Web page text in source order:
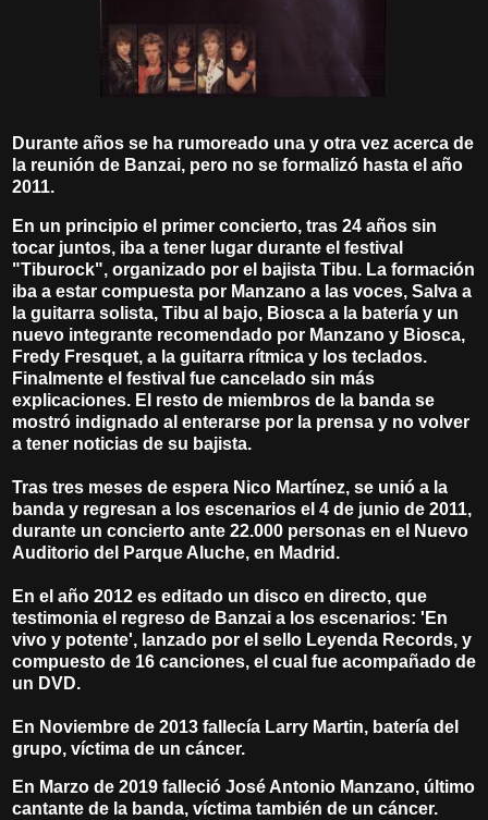
Durante años se ha rumoreado una y otra vez acerca de
la reunión de Banzai, pero no se formalizó hasta el año
2011.
En un principio el primer concierto, tras 24 años sin
tocar juntos, iba a tener lugar durante el festival
"Tiburock", organizado por el bajista Tibu. La formación
iba a estar compuesta por Manzano a las voces, Salva a
la guitarra solista, Tibu al bajo, Biosca a la batería y un
nuevo integrante recomendado por Manzano y Biosca,
Fredy Fresquet, a la guitarra rítmica y los teclados.
Finalmente el festival fue cancelado sin más
explicaciones. El resto de miembros de la banda se
mostró indignado al enterarse por la prensa y no volver
a tener noticias de su bajista.
Tras tres meses de espera Nico Martínez, se unió a la
banda y regresan a los escenarios el 4 de junio de 2011,
durante un concierto ante 22.000 personas en el Nuevo
Auditorio del Parque Aluche, en Madrid.
En el año 2012 es editado un disco en directo, que
testimonia el regreso de Banzai a los escenarios: 'En
vivo y potente', lanzado por el sello Leyenda Records, y
compuesto de 16 canciones, el cual fue acompañado de
un DVD.
En Noviembre de 2013 fallecía Larry Martin, batería del
grupo, víctima de un cáncer.
En Marzo de 2019 falleció José Antonio Manzano, último
cantante de la banda, víctima también de un cáncer.